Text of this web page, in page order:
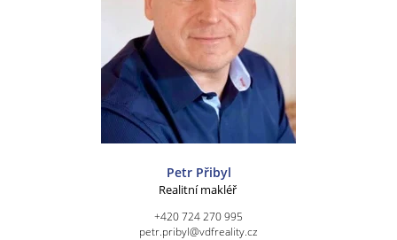
Petr Přibyl
Realitní makléř
+420 724 270 995
petr.pribyl@vdfreality.cz